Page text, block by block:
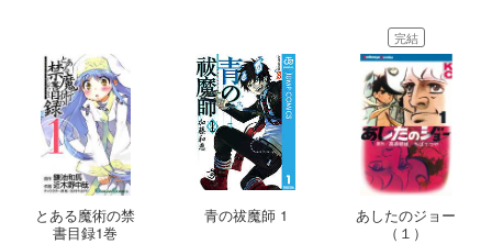
とある魔術の禁
書目録1巻
青の祓魔師 1
完結
あしたのジョー
（１）